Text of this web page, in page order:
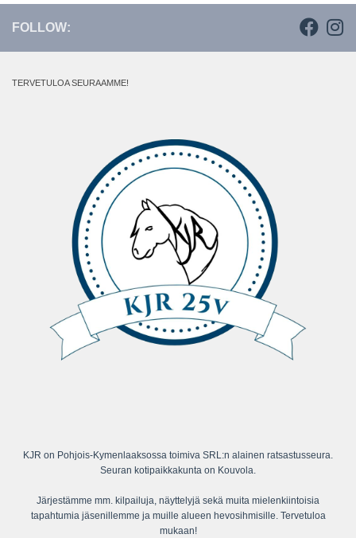
FOLLOW:
TERVETULOA SEURAAMME!
KJR on Pohjois-Kymenlaaksossa toimiva SRL:n alainen ratsastusseura.
Seuran kotipaikkakunta on Kouvola.
Järjestämme mm. kilpailuja, näyttelyjä sekä muita mielenkiintoisia
tapahtumia jäsenillemme ja muille alueen hevosihmisille. Tervetuloa
mukaan!